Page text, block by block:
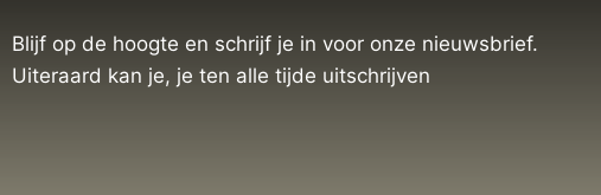
Blijf op de hoogte en schrijf je in voor onze nieuwsbrief.
Uiteraard kan je, je ten alle tijde uitschrijven